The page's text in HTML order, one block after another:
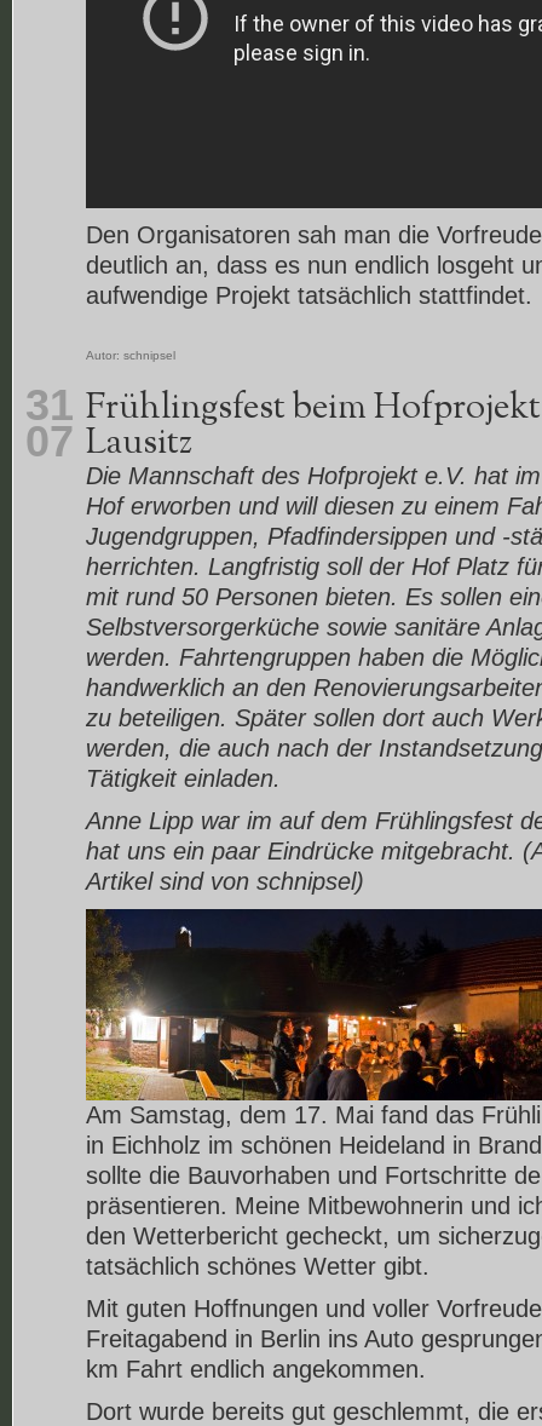
Den Organisatoren sah man die
deutlich an, dass es nun endlich losgeht
aufwendige Projekt tatsächlich stattfindet.
Autor: schnipsel
31
07
Frühlingsfest beim Hofprojekt
Lausitz
Die Mannschaft des Hofprojekt e.V. hat
Hof erworben und will diesen zu einem
Jugendgruppen, Pfadfindersippen und -
herrichten. Langfristig soll der Hof Platz
mit rund 50 Personen bieten. Es sollen
Selbstversorgerküche sowie sanitäre
werden. Fahrtengruppen haben die
handwerklich an den
zu beteiligen. Später sollen dort auch
werden, die auch nach der
Tätigkeit einladen.
Anne Lipp war im auf dem Frühlingsfest
hat uns ein paar Eindrücke mitgebracht.
Artikel sind von schnipsel)
Am Samstag, dem 17. Mai fand das
in Eichholz im schönen Heideland in
sollte die Bauvorhaben und Fortschritte
präsentieren. Meine Mitbewohnerin und
den Wetterbericht gecheckt, um
tatsächlich schönes Wetter gibt.
Mit guten Hoffnungen und voller
Freitagabend in Berlin ins Auto
km Fahrt endlich angekommen.
Dort wurde bereits gut geschlemmt, die